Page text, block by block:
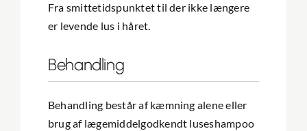
Fra smittetidspunktet til der ikke længere
er levende lus i håret.
Behandling
Behandling består af kæmning alene eller
brug af lægemiddelgodkendt luseshampoo